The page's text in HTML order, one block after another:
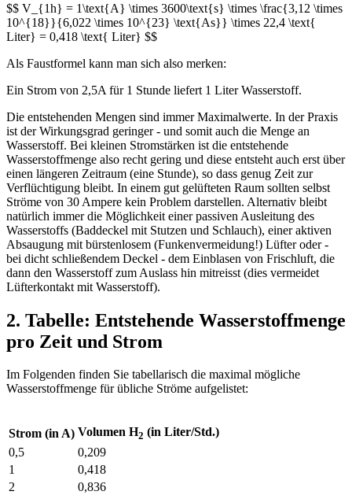
$$ V_{1h} = 1\text{A} \times 3600\text{s} \times \frac{3,12 \times
10^{18}}{6,022 \times 10^{23} \text{As}} \times 22,4 \text{
Liter} = 0,418 \text{ Liter} $$
Als Faustformel kann man sich also merken:
Ein Strom von 2,5A für 1 Stunde liefert 1 Liter Wasserstoff.
Die entstehenden Mengen sind immer Maximalwerte. In der Praxis
ist der Wirkungsgrad geringer - und somit auch die Menge an
Wasserstoff. Bei kleinen Stromstärken ist die entstehende
Wasserstoffmenge also recht gering und diese entsteht auch erst über
einen längeren Zeitraum (eine Stunde), so dass genug Zeit zur
Verflüchtigung bleibt. In einem gut gelüfteten Raum sollten selbst
Ströme von 30 Ampere kein Problem darstellen. Alternativ bleibt
natürlich immer die Möglichkeit einer passiven Ausleitung des
Wasserstoffs (Baddeckel mit Stutzen und Schlauch), einer aktiven
Absaugung mit bürstenlosem (Funkenvermeidung!) Lüfter oder -
bei dicht schließendem Deckel - dem Einblasen von Frischluft, die
dann den Wasserstoff zum Auslass hin mitreisst (dies vermeidet
Lüfterkontakt mit Wasserstoff).
2. Tabelle: Entstehende Wasserstoffmenge
pro Zeit und Strom
Im Folgenden finden Sie tabellarisch die maximal mögliche
Wasserstoffmenge für übliche Ströme aufgelistet:
Strom (in A) Volumen H2 (in Liter/Std.)
0,5
0,209
1
0,418
2
0,836